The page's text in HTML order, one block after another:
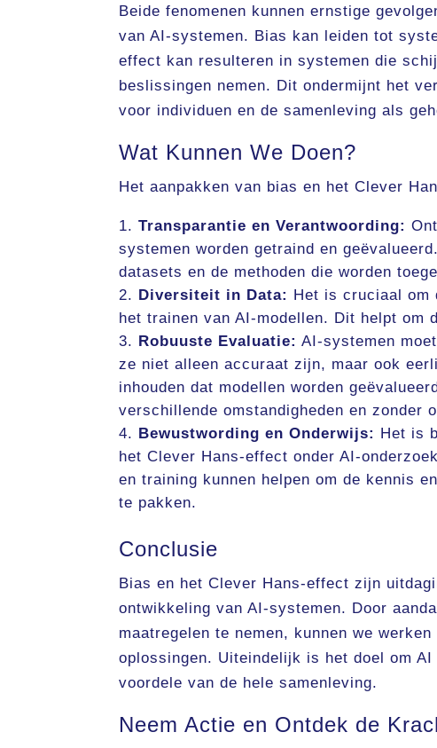
Beide fenomenen kunnen ernstige
van AI-systemen. Bias kan leiden tot
effect kan resulteren in systemen die
beslissingen nemen. Dit ondermijnt het
voor individuen en de samenleving als
Wat Kunnen We Doen?
Het aanpakken van bias en het Clever
Transparantie en Verantwoording:
systemen worden getraind en
datasets en de methoden die worden
Diversiteit in Data: Het is cruciaal om
het trainen van AI-modellen. Dit helpt om
Robuuste Evaluatie: AI-systemen
ze niet alleen accuraat zijn, maar ook
inhouden dat modellen worden
verschillende omstandigheden en zonder
Bewustwording en Onderwijs: Het is
het Clever Hans-effect onder AI-
en training kunnen helpen om de kennis
te pakken.
Conclusie
Bias en het Clever Hans-effect zijn
ontwikkeling van AI-systemen. Door
maatregelen te nemen, kunnen we
oplossingen. Uiteindelijk is het doel om
voordele van de hele samenleving.
Neem Actie en Ontdek de